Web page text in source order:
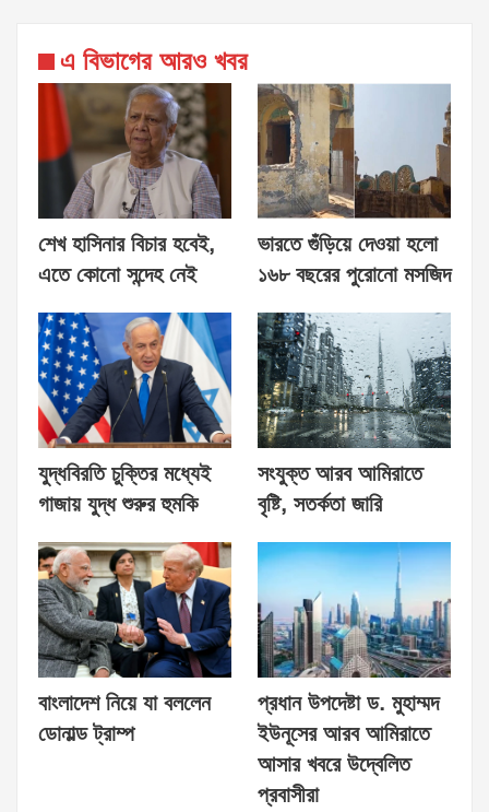
এ বিভাগের আরও খবর
শেখ হাসিনার বিচার হবেই,
এতে কোনো সন্দেহ নেই
ভারতে গুঁড়িয়ে দেওয়া হলো
১৬৮ বছরের পুরোনো মসজিদ
যুদ্ধবিরতি চুক্তির মধ্যেই
গাজায় যুদ্ধ শুরুর হুমকি
সংযুক্ত আরব আমিরাতে
বৃষ্টি, সতর্কতা জারি
বাংলাদেশ নিয়ে যা বললেন
ডোনাল্ড ট্রাম্প
প্রধান উপদেষ্টা ড. মুহাম্মদ
ইউনূসের আরব আমিরাতে
আসার খবরে উদ্বেলিত
প্রবাসীরা